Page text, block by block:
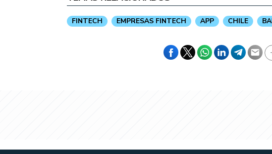
FINTECH EMPRESAS FINTECH APP CHILE